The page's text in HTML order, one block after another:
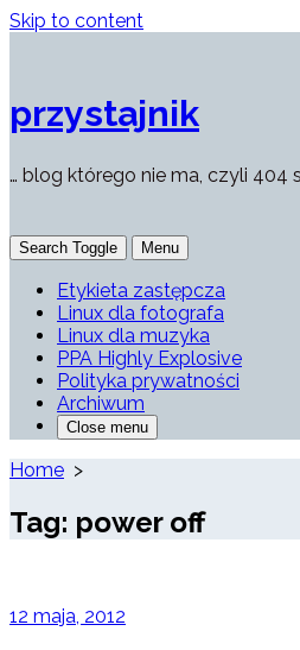
Skip to content
przystajnik
… blog którego nie ma, czyli 404
Search Toggle Menu
Etykieta zastępcza
Linux dla fotografa
Linux dla muzyka
PPA Highly Explosive
Polityka prywatności
Archiwum
Close menu
Home >
Tag: power off
12 maja, 2012